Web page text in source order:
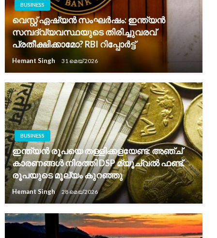
BUSINESS
വെസ്റ്റ് ഏഷ്യൻ സംഘർഷം: ഇന്ത്യൻ
സമ്പദ്‌വ്യവസ്ഥയുടെ തിരിച്ചുവരവ്
പ്രതീക്ഷിക്കാമോ? RBI റിപ്പോർട്ട്
Hemant Singh 31 മെയ്‌ 2026
BUSINESS
ഇന്ത്യൻ രൂപയെ തള്ളിക്കളയേണ്ട: അഞ്ച്
കാരണങ്ങൾ നിരത്തി DSP മ്യൂച്വൽ ഫണ്ട്,
രൂപയുടെ മൂല്യം കുറഞ്ഞു
Hemant Singh 28 മെയ്‌ 2026